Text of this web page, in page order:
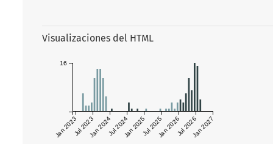
Visualizaciones del HTML
Jan 2023Jul 2023Jan 2024Jul 2024Jan 2025Jul 2025Jan 2026Jul 2026Jan 2027
16